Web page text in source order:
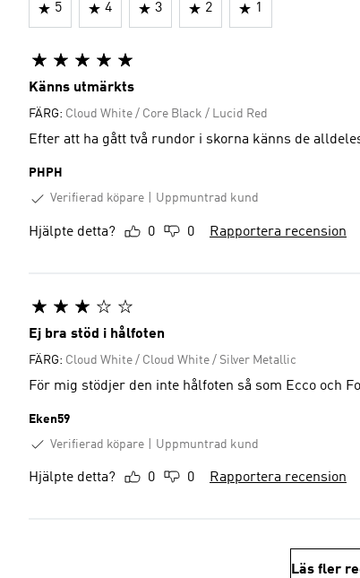
5 4 3 2 1
Känns utmärkts
FÄRG: Cloud White / Core Black / Lucid Red
Efter att ha gått två rundor i skorna känns de
PHPH
Verifierad köpare
Uppmuntrad kund
Hjälpte detta? 0 0 Rapportera recension
Ej bra stöd i hålfoten
FÄRG: Cloud White / Cloud White / Silver Metallic
För mig stödjer den inte hålfoten så som Ecco och
Eken59
Verifierad köpare
Uppmuntrad kund
Hjälpte detta? 0 0 Rapportera recension
Läs fler